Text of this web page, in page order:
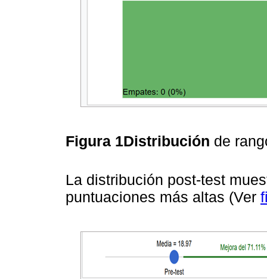
Figura 1Distribución de
La distribución post-test
puntuaciones más altas (Ver